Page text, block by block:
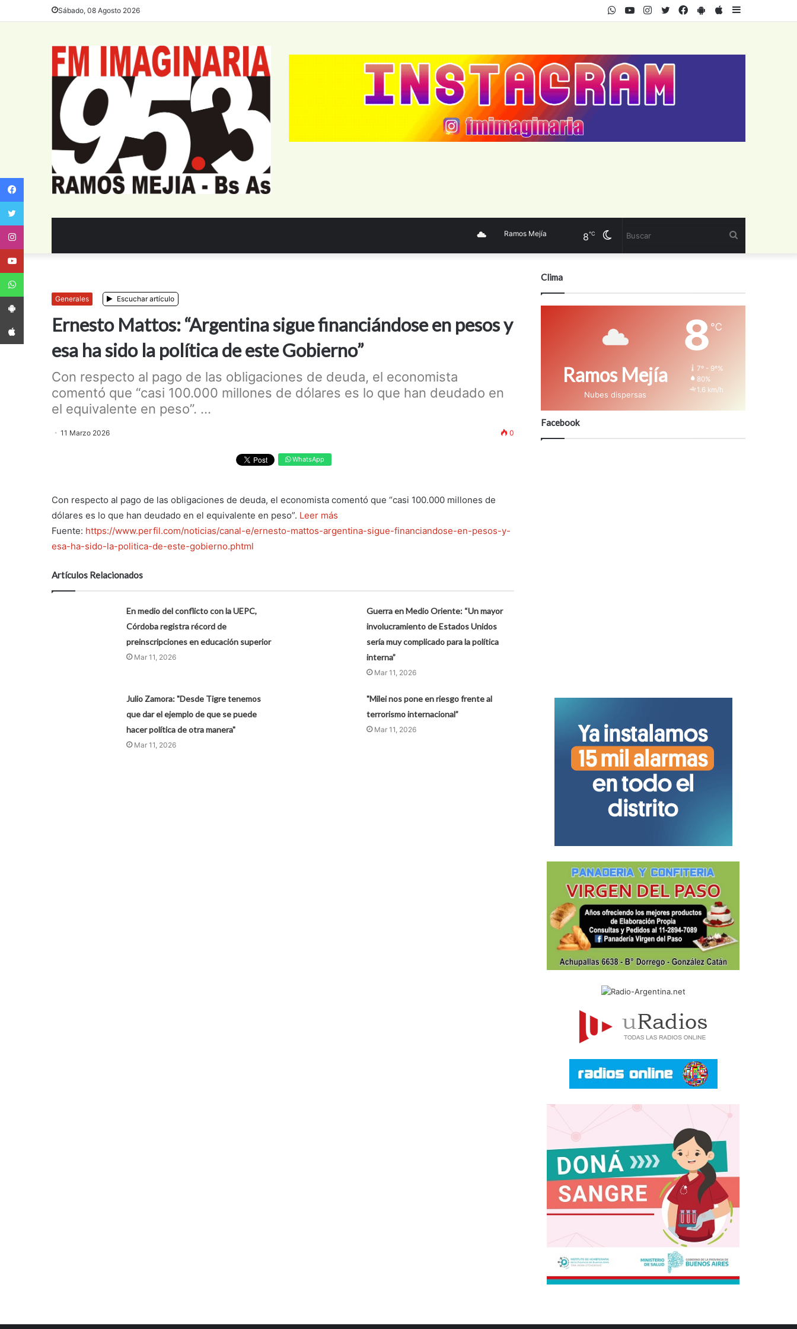
Sábado, 08 Agosto 2026 AppStore
PlayStore
Facebook
Twitter
Instagram
Youtube
WhatsApp
Cambiar
Ramos Mejía 8℃
Generales Escuchar artículo
Ernesto Mattos: “Argentina sigue financiándose en pesos y
esa ha sido la política de este Gobierno”
Con respecto al pago de las obligaciones de deuda, el economista
comentó que “casi 100.000 millones de dólares es lo que han deudado en
el equivalente en peso”. ...
11 Marzo 2026 0
WhatsApp
Con respecto al pago de las obligaciones de deuda, el economista comentó que “casi 100.000 millones de
dólares es lo que han deudado en el equivalente en peso”. Leer más
Fuente: https://www.perfil.com/noticias/canal-e/ernesto-mattos-argentina-sigue-financiandose-en-pesos-y-
esa-ha-sido-la-politica-de-este-gobierno.phtml
Artículos Relacionados
En medio del conflicto con la UEPC,
Córdoba registra récord de
preinscripciones en educación superior
Mar 11, 2026
Guerra en Medio Oriente: “Un mayor
involucramiento de Estados Unidos
sería muy complicado para la política
interna”
Mar 11, 2026
Julio Zamora: "Desde Tigre tenemos
que dar el ejemplo de que se puede
hacer política de otra manera"
Mar 11, 2026
"Milei nos pone en riesgo frente al
terrorismo internacional”
Mar 11, 2026
Clima
Ramos Mejía
Nubes dispersas
8 ℃
7º - 9º%
80%
1.6 km/h
Facebook
Facebook
App Android